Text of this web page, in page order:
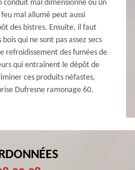
mal dimensionné ou un
mal allumé peut aussi
des bistres. Ensuite, il faut
qui ne sont pas assez secs
refroidissement des fumées de
qui entraînent le dépôt de
ces produits néfastes,
Dufresne ramonage 60.